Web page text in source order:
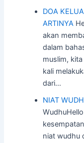
DOA
ARTINYA
akan
dalam
muslim,
kali
dari…
NIAT
niat wudhu